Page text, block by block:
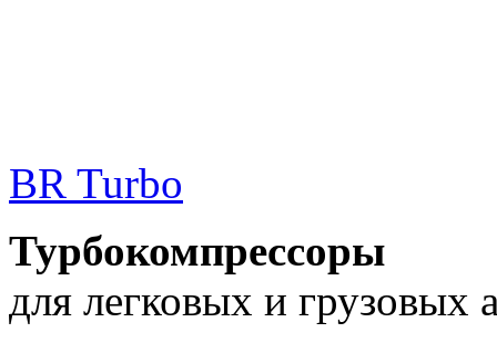
BR Turbo
Турбокомпрессоры
для легковых и грузовых